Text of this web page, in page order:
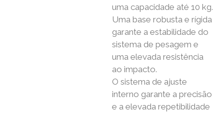
uma capacidade até 10 kg.
Uma base robusta e rígida
garante a estabilidade do
sistema de pesagem e
uma elevada resistência
ao impacto.
O sistema de ajuste
interno garante a precisão
e a elevada repetibilidade